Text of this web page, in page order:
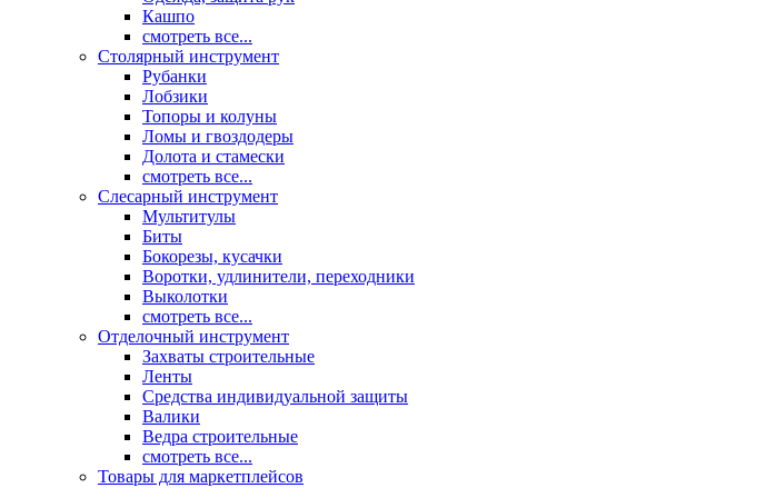
Кашпо
смотреть все...
Столярный инструмент
Рубанки
Лобзики
Топоры и колуны
Ломы и гвоздодеры
Долота и стамески
смотреть все...
Слесарный инструмент
Мультитулы
Биты
Бокорезы, кусачки
Воротки, удлинители, переходники
Выколотки
смотреть все...
Отделочный инструмент
Захваты строительные
Ленты
Средства индивидуальной защиты
Валики
Ведра строительные
смотреть все...
Товары для маркетплейсов